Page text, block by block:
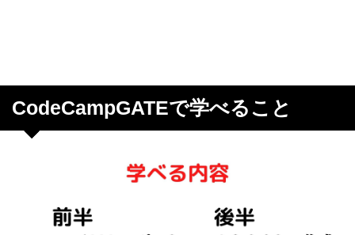
CodeCampGATEで学べること